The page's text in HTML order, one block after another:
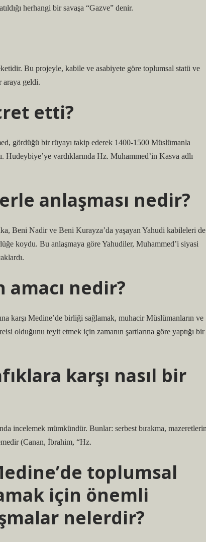
herhangi bir savaşa “Gazve” denir.
Bu projeyle, kabile ve asabiyete göre toplumsal statü ve
araya geldi.
etti?
gördüğü bir rüyayı takip ederek 1400-1500 Müslümanla
vardıklarında Hz. Muhammed’in Kasva adlı
anlaşması nedir?
Beni Nadir ve Beni Kurayza’da yaşayan Yahudi kabileleri de
koydu. Bu anlaşmaya göre Yahudiler, Muhammed’i siyasi
nedir?
karşı Medine’de birliği sağlamak, muhacir Müslümanların ve
olduğunu teyit etmek için zamanın şartlarına göre yaptığı bir
karşı nasıl bir
incelemek mümkündür. Bunlar: serbest bırakma,
(Canan, İbrahim, “Hz.
toplumsal
için önemli
nelerdir?